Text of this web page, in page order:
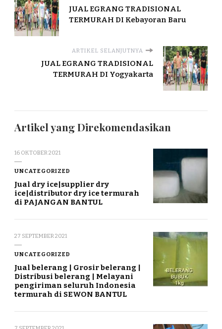
JUAL EGRANG TRADISIONAL
TERMURAH DI Kebayoran Baru
ARTIKEL SELANJUTNYA
JUAL EGRANG TRADISIONAL
TERMURAH DI Yogyakarta
Artikel yang Direkomendasikan
16 OKTOBER 2021
UNCATEGORIZED
Jual dry ice|supplier dry
ice|distributor dry ice termurah
di PAJANGAN BANTUL
27 SEPTEMBER 2021
UNCATEGORIZED
Jual belerang | Grosir belerang |
Distribusi belerang | Melayani
pengiriman seluruh Indonesia
termurah di SEWON BANTUL